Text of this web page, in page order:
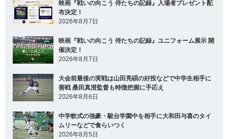
映画『戦いの向こう 侍たちの記録』入場者プレゼント配
布決定！
2026年8月7日
映画『戦いの向こう 侍たちの記録』ユニフォーム展示 開
催決定！
2026年8月7日
大会前最後の実戦は山田亮碩の好投などで中学生相手に
善戦 桑田真澄監督も特徴把握に手応え
2026年8月6日
中学軟式の強豪・駿台学園中を相手に大和田与喜のタイ
ムリーなどで食らいつく
2026年8月5日